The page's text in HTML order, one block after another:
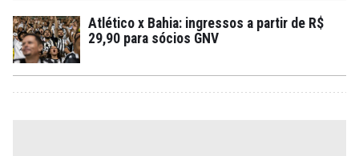
Atlético x Bahia: ingressos a partir de R$
29,90 para sócios GNV